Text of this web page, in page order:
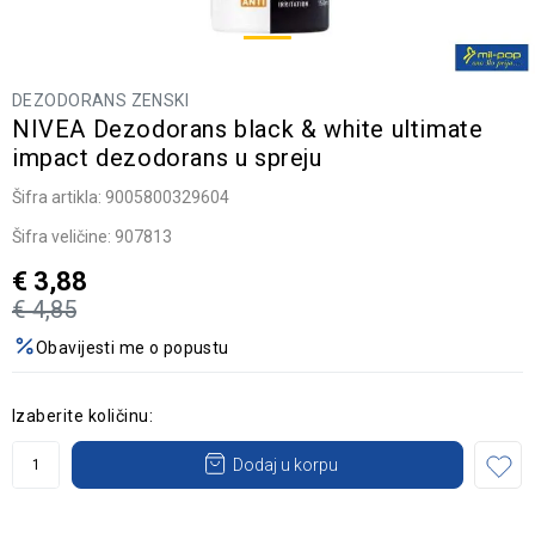
DEZODORANS ZENSKI
NIVEA Dezodorans black & white ultimate
impact dezodorans u spreju
Šifra artikla: 9005800329604
Šifra veličine: 907813
€ 4,85
€ 3,88
Obavijesti me o popustu
Izaberite količinu:
Dodaj u korpu